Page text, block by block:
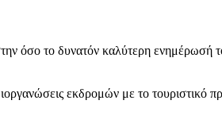
όσο το δυνατόν καλύτερη ενημέρωσή
εκδρομών με το τουριστικό